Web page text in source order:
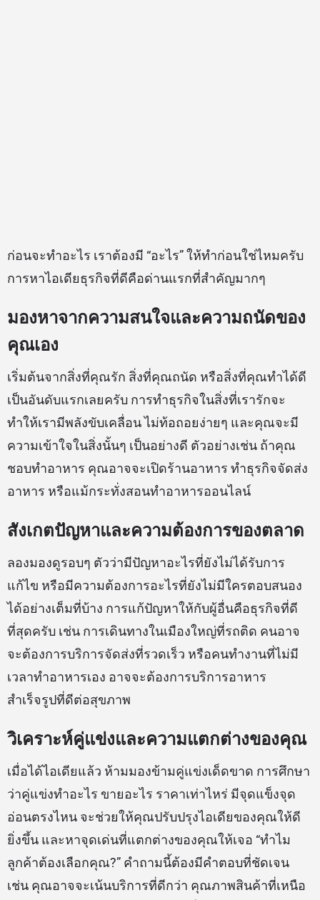
ก่อนจะทำอะไร เราต้องมี “อะไร” ให้ทำก่อนใช่ไหมครับ
การหาไอเดียธุรกิจที่ดีคือด่านแรกที่สำคัญมากๆ
มองหาจากความสนใจและความถนัดของ
คุณเอง
เริ่มต้นจากสิ่งที่คุณรัก สิ่งที่คุณถนัด หรือสิ่งที่คุณทำได้ดี
เป็นอันดับแรกเลยครับ การทำธุรกิจในสิ่งที่เรารักจะ
ทำให้เรามีพลังขับเคลื่อน ไม่ท้อถอยง่ายๆ และคุณจะมี
ความเข้าใจในสิ่งนั้นๆ เป็นอย่างดี ตัวอย่างเช่น ถ้าคุณ
ชอบทำอาหาร คุณอาจจะเปิดร้านอาหาร ทำธุรกิจจัดส่ง
อาหาร หรือแม้กระทั่งสอนทำอาหารออนไลน์
สังเกตปัญหาและความต้องการของตลาด
ลองมองดูรอบๆ ตัวว่ามีปัญหาอะไรที่ยังไม่ได้รับการ
แก้ไข หรือมีความต้องการอะไรที่ยังไม่มีใครตอบสนอง
ได้อย่างเต็มที่บ้าง การแก้ปัญหาให้กับผู้อื่นคือธุรกิจที่ดี
ที่สุดครับ เช่น การเดินทางในเมืองใหญ่ที่รถติด คนอาจ
จะต้องการบริการจัดส่งที่รวดเร็ว หรือคนทำงานที่ไม่มี
เวลาทำอาหารเอง อาจจะต้องการบริการอาหาร
สำเร็จรูปที่ดีต่อสุขภาพ
วิเคราะห์คู่แข่งและความแตกต่างของคุณ
เมื่อได้ไอเดียแล้ว ห้ามมองข้ามคู่แข่งเด็ดขาด การศึกษา
ว่าคู่แข่งทำอะไร ขายอะไร ราคาเท่าไหร่ มีจุดแข็งจุด
อ่อนตรงไหน จะช่วยให้คุณปรับปรุงไอเดียของคุณให้ดี
ยิ่งขึ้น และหาจุดเด่นที่แตกต่างของคุณให้เจอ “ทำไม
ลูกค้าต้องเลือกคุณ?” คำถามนี้ต้องมีคำตอบที่ชัดเจน
เช่น คุณอาจจะเน้นบริการที่ดีกว่า คุณภาพสินค้าที่เหนือ